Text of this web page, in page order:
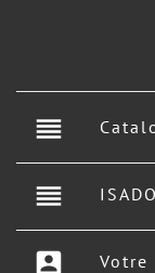
reorder
reorder
account_box Votre